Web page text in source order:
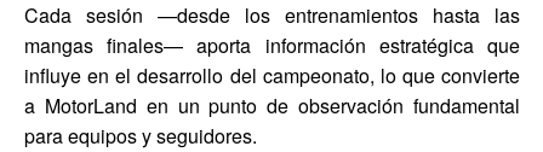
Cada sesión —desde los entrenamientos hasta las
mangas finales— aporta información estratégica que
influye en el desarrollo del campeonato, lo que convierte
a MotorLand en un punto de observación fundamental
para equipos y seguidores.